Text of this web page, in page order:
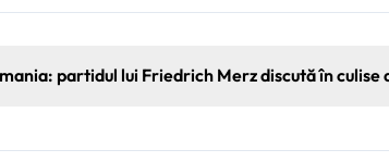
partidul lui Friedrich Merz discută în culise